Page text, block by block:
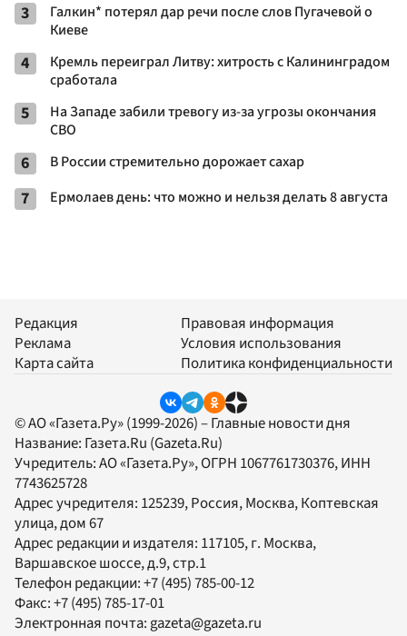
3
Галкин* потерял дар речи после слов Пугачевой о
Киеве
4
Кремль переиграл Литву: хитрость с Калининградом
сработала
5
На Западе забили тревогу из-за угрозы окончания
СВО
6 В России стремительно дорожает сахар
7 Ермолаев день: что можно и нельзя делать 8 августа
Редакция
Реклама
Карта сайта
Правовая информация
Условия использования
Политика конфиденциальности
© АО «Газета.Ру» (1999-2026) – Главные новости дня
Название: Газета.Ru (Gazeta.Ru)
Учредитель:АО «Газета.Ру», ОГРН 1067761730376, ИНН
7743625728
Адрес учредителя: 125239, Россия, Москва, Коптевская
улица, дом 67
Адрес редакции и издателя: 117105, г. Москва,
Варшавское шоссе, д.9, стр.1
Телефон редакции:+7 (495) 785-00-12
Факс:+7 (495) 785-17-01
Электронная почта:gazeta@gazeta.ru